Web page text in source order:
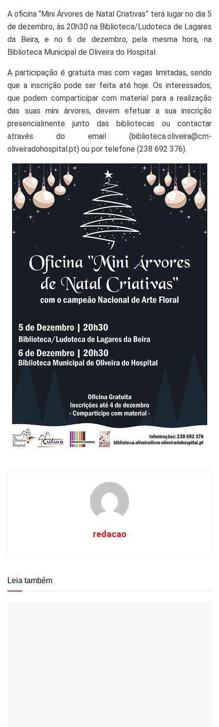
A oficina “Mini Árvores de Natal Criativas” terá lugar no dia 5
de dezembro, às 20h30 na Biblioteca/Ludoteca de Lagares
da Beira, e no 6 de dezembro, pela mesma hora, na
Biblioteca Municipal de Oliveira do Hospital.
A participação é gratuita mas com vagas limitadas, sendo
que a inscrição pode ser feita até hoje. Os interessados,
que podem comparticipar com material para a realização
das suas mini árvores, devem efetuar a sua inscrição
presencialmente junto das bibliotecas ou contactar
através do email (biblioteca.oliveira@cm-
oliveiradohospital.pt) ou por telefone (238 692 376).
redacao
Leia também